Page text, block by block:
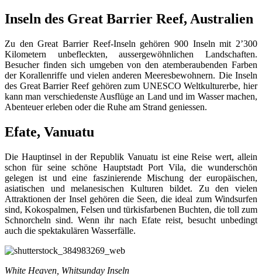
Inseln des Great Barrier Reef, Australien
Zu den Great Barrier Reef-Inseln gehören 900 Inseln mit 2’300
Kilometern unbefleckten, aussergewöhnlichen Landschaften.
Besucher finden sich umgeben von den atemberaubenden Farben
der Korallenriffe und vielen anderen Meeresbewohnern. Die Inseln
des Great Barrier Reef gehören zum UNESCO Weltkulturerbe, hier
kann man verschiedenste Ausflüge an Land und im Wasser machen,
Abenteuer erleben oder die Ruhe am Strand geniessen.
Efate, Vanuatu
Die Hauptinsel in der Republik Vanuatu ist eine Reise wert, allein
schon für seine schöne Hauptstadt Port Vila, die wunderschön
gelegen ist und eine faszinierende Mischung der europäischen,
asiatischen und melanesischen Kulturen bildet. Zu den vielen
Attraktionen der Insel gehören die Seen, die ideal zum Windsurfen
sind, Kokospalmen, Felsen und türkisfarbenen Buchten, die toll zum
Schnorcheln sind. Wenn ihr nach Efate reist, besucht unbedingt
auch die spektakulären Wasserfälle.
White Heaven, Whitsunday Inseln